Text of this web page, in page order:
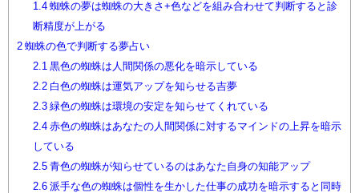
1.4蜘蛛の夢は蜘蛛の大きさ+色などを組み合わせて判断すると診
断精度が上がる
2 蜘蛛の色で判断する夢占い
2.1 黒色の蜘蛛は人間関係の悪化を暗示している
2.2白色の蜘蛛は運気アップを知らせる吉夢
2.3緑色の蜘蛛は環境の安定を知らせてくれている
2.4赤色の蜘蛛はあなたの人間関係に対するマインドの上昇を暗示
している
2.5青色の蜘蛛が知らせているのはあなた自身の知能アップ
2.6派手な色の蜘蛛は個性を生かした仕事の成功を暗示すると同時